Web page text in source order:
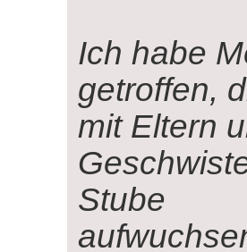
Ich habe
getroffen,
mit Eltern
Stube